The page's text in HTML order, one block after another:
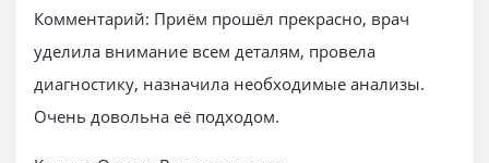
Комментарий: Приём прошёл прекрасно, врач
уделила внимание всем деталям, провела
диагностику, назначила необходимые анализы.
Очень довольна её подходом.